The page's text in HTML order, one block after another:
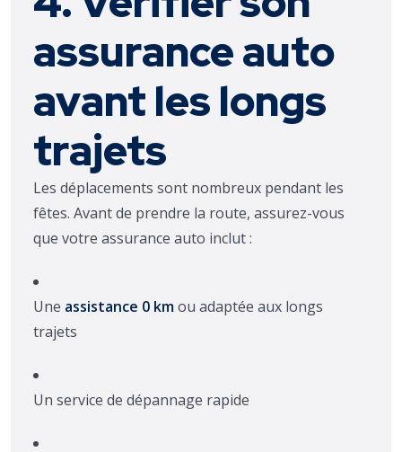
assurance auto
avant les longs
trajets
Les déplacements sont nombreux pendant les
fêtes. Avant de prendre la route, assurez-vous
que votre assurance auto inclut :
Une assistance 0 kmou adaptée aux longs
trajets
Un service de dépannage rapide